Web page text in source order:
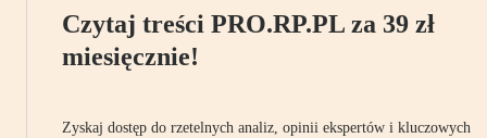
Czytaj treści PRO.RP.PL za 39 zł
miesięcznie!
Zyskaj dostęp do rzetelnych analiz, opinii ekspertów i kluczowych